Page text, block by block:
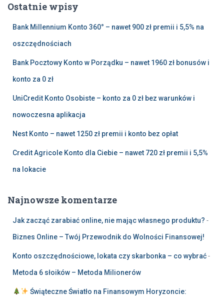
jOstatnie wpisy
Bank Millennium Konto 360° – nawet 900 zł premii i 5,5% na
oszczędnościach
Bank Pocztowy Konto w Porządku – nawet 1960 zł bonusów i
konto za 0 zł
UniCredit Konto Osobiste – konto za 0 zł bez warunków i
nowoczesna aplikacja
Nest Konto – nawet 1250 zł premii i konto bez opłat
Credit Agricole Konto dla Ciebie – nawet 720 zł premii i 5,5%
na lokacie
Najnowsze komentarze
Jak zacząć zarabiać online, nie mając własnego produktu? -
Biznes Online – Twój Przewodnik do Wolności Finansowej!
Konto oszczędnościowe, lokata czy skarbonka – co wybrać-
Metoda 6 słoików – Metoda Milionerów
Świąteczne Światło na Finansowym Horyzoncie: